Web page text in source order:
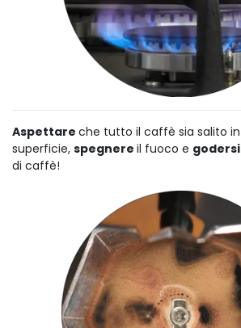
Aspettare che tutto il caffè sia salito in
superficie, spegnere il fuoco e godersi
di caffè!